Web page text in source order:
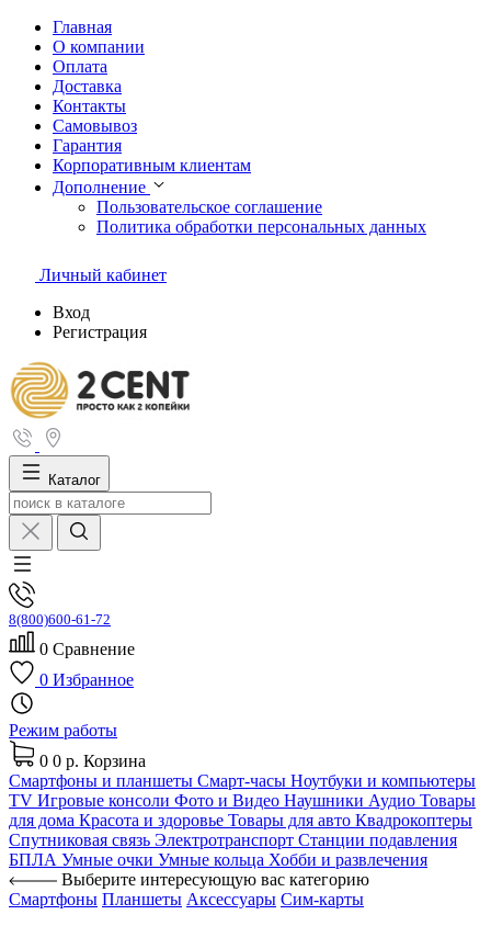
Главная
О компании
Оплата
Доставка
Контакты
Самовывоз
Гарантия
Корпоративным клиентам
Дополнение
Пользовательское соглашение
Политика обработки персональных данных
Личный кабинет
Вход
Регистрация
Каталог
8(800)600-61-72
0 Сравнение
0 Избранное
Режим работы
0 0 р. Корзина
Смартфоны и планшеты Смарт-часы Ноутбуки и компьютеры
TV Игровые консоли Фото и Видео Наушники Аудио Товары
для дома Красота и здоровье Товары для авто Квадрокоптеры
Спутниковая связь Электротранспорт Станции подавления
БПЛА Умные очки Умные кольца Хобби и развлечения
Выберите интересующую вас категорию
Смартфоны Планшеты Аксессуары Сим-карты